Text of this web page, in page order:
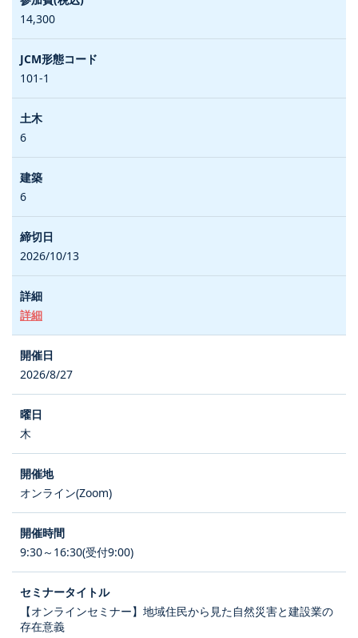
14,300
101-1
6
6
2026/10/13
詳細
2026/8/27
木
オンライン(Zoom)
9:30～16:30(受付9:00)
【オンラインセミナー】地域住民から見た自然災害と建設業の
存在意義